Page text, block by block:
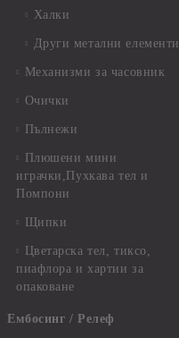
Халки
Други метални елементи
Механизми за часовник
Очички
Пълнежи
Плюшени мини
играчки,Пухкава тел и
Помпони
Щипки
Цветарска тел, тиксо,
пиафлора и хартии за
опаковане
Ембосинг / Релеф